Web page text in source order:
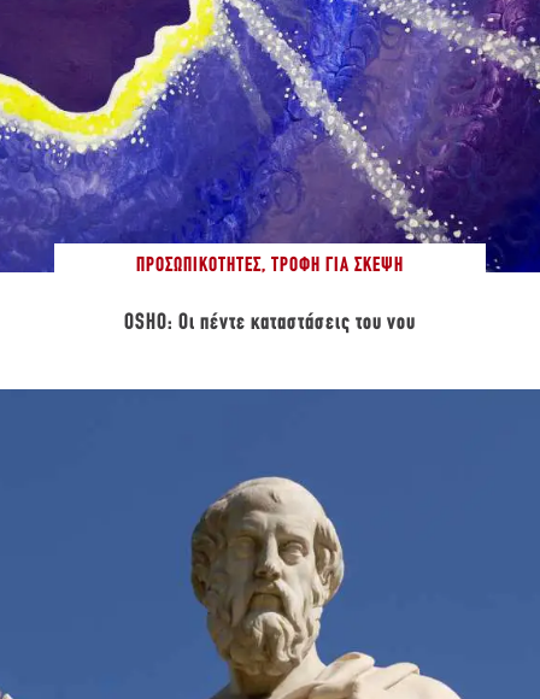
ΠΡΟΣΩΠΙΚΌΤΗΤΕΣ, ΤΡΟΦΉ ΓΙΑ ΣΚΈΨΗ
OSHO: Οι πέντε καταστάσεις του νου